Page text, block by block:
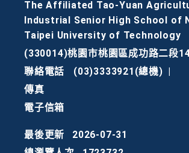
The Affiliated Tao-Yuan
Industrial Senior High School of
Taipei University of Technology
(330014)桃園市桃園區成功路二段
聯絡電話
(03)3333921(總機)
傳真
電子信箱
最後更新
2026-07-31